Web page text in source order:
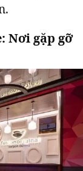
cáo
Nơi gặp gỡ